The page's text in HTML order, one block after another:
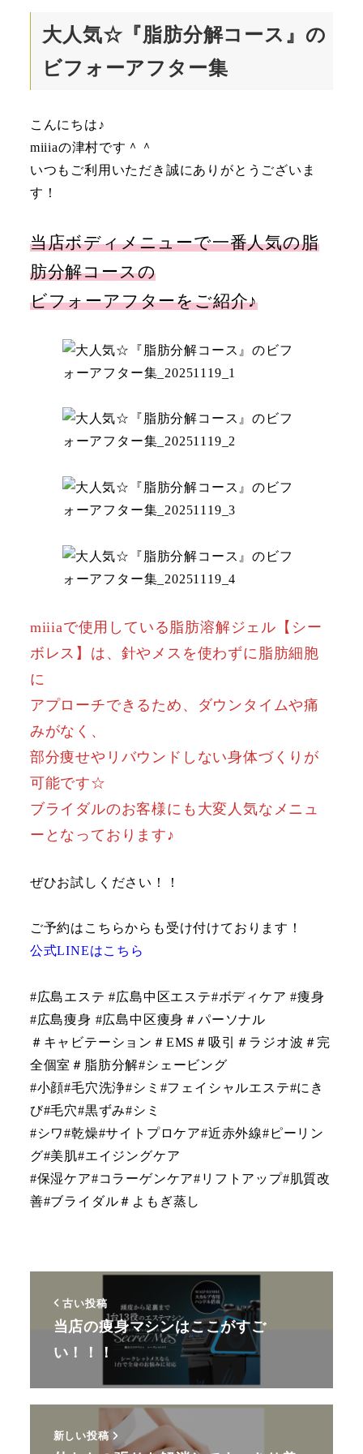
大人気☆『脂肪分解コース』の
ビフォーアフター集
こんにちは♪
miiiaの津村です＾＾
いつもご利用いただき誠にありがとうございま
す！
当店ボディメニューで一番人気の脂
肪分解コースの
ビフォーアフターをご紹介♪
miiiaで使用している脂肪溶解ジェル【シー
ボレス】は、針やメスを使わずに脂肪細胞
に
アプローチできるため、ダウンタイムや痛
みがなく、
部分痩せやリバウンドしない身体づくりが
可能です☆
ブライダルのお客様にも大変人気なメニュ
ーとなっております♪
ぜひお試しください！！
ご予約はこちらからも受け付けております！
公式LINEはこちら
#広島エステ #広島中区エステ#ボディケア #痩身
#広島痩身 #広島中区痩身＃パーソナル
＃キャビテーション＃EMS＃吸引＃ラジオ波＃完
全個室＃脂肪分解#シェービング
#小顔#毛穴洗浄#シミ#フェイシャルエステ#にき
び#毛穴#黒ずみ#シミ
#シワ#乾燥#サイトプロケア#近赤外線#ピーリン
グ#美肌#エイジングケア
#保湿ケア#コラーゲンケア#リフトアップ#肌質改
善#ブライダル＃よもぎ蒸し
古い投稿
当店の痩身マシンはここがすご
い！！！
新しい投稿